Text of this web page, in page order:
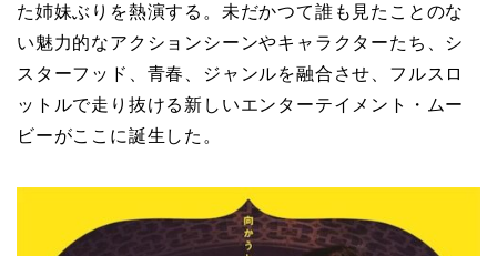
た姉妹ぶりを熱演する。未だかつて誰も見たことのな
い魅力的なアクションシーンやキャラクターたち、シ
スターフッド、青春、ジャンルを融合させ、フルスロ
ットルで走り抜ける新しいエンターテイメント・ムー
ビーがここに誕生した。